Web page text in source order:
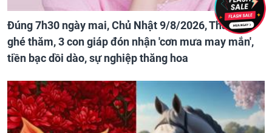
Đúng 7h30 ngày mai, Chủ Nhật 9/8/2026, Thần Tài
ghé thăm, 3 con giáp đón nhận 'cơn mưa may mắn',
tiền bạc dồi dào, sự nghiệp thăng hoa